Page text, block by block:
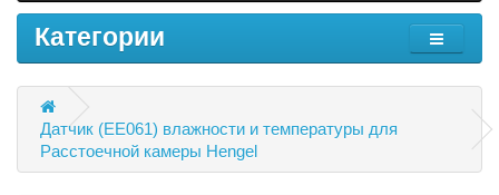
Категории
Датчик (EE061) влажности и температуры для
Расстоечной камеры Hengel